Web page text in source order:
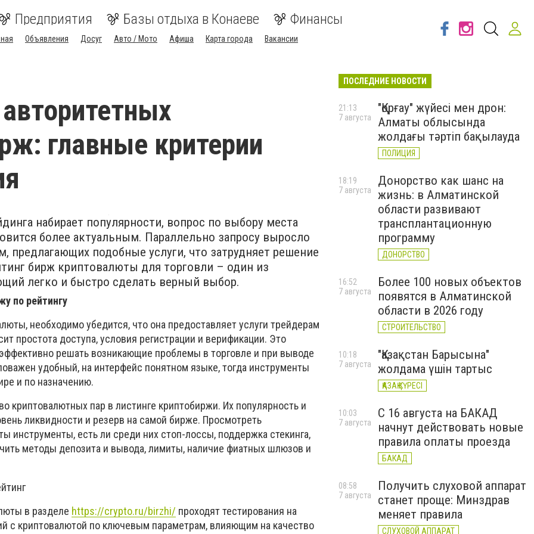
Предприятия Базы отдыха в Конаеве Финансы
Объявления Досуг Авто / Мото Афиша Карта города Вакансии
главные критерии
набирает популярности, вопрос по выбору места
более актуальным. Параллельно запросу выросло
предлагающих подобные услуги, что затрудняет решение
бирж криптовалюты для торговли – один из
легко и быстро сделать верный выбор.
по рейтингу
необходимо убедится, что она предоставляет услуги трейдерам
простота доступа, условия регистрации и верификации. Это
решать возникающие проблемы в торговле и при выводе
удобный, на интерфейс понятном языке, тогда инструменты
и по назначению.
криптовалютных пар в листинге криптобиржи. Их популярность и
ликвидности и резерв на самой бирже. Просмотреть
инструменты, есть ли среди них стоп-лоссы, поддержка стекинга,
методы депозита и вывода, лимиты, наличие фиатных шлюзов и
в разделе https://crypto.ru/birzhi/ проходят тестирования на
с криптовалютой по ключевым параметрам, влияющим на качество
ПОСЛЕДНИЕ НОВОСТИ
"Қорғау" жүйесі мен дрон:
Алматы облысында
жолдағы тәртіп бақылауда
ПОЛИЦИЯ
21:13
7 августа
Донорство как шанс на
жизнь: в Алматинской
области развивают
трансплантационную
программу
ДОНОРСТВО
18:19
7 августа
Более 100 новых объектов
появятся в Алматинской
области в 2026 году
СТРОИТЕЛЬСТВО
16:52
7 августа
"Қазақстан Барысына"
жолдама үшін тартыс
ҚАЗАҚ КҮРЕСІ
10:18
7 августа
С 16 августа на БАКАД
начнут действовать новые
правила оплаты проезда
БАКАД
10:03
7 августа
Получить слуховой аппарат
станет проще: Минздрав
меняет правила
СЛУХОВОЙ АППАРАТ
08:58
7 августа